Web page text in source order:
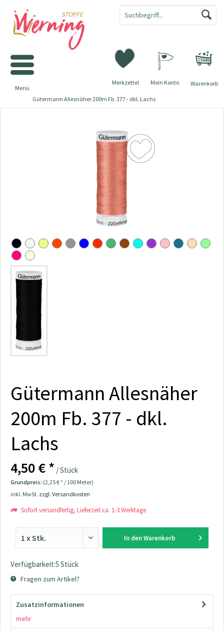
Warenkorb
Merkzettel Mein Konto
Menü
Gütermann Allesnäher 200m Fb. 377 - dkl. Lachs
Gütermann Allesnäher
200m Fb. 377 - dkl.
Lachs
4,50 € * / Stück
Grundpreis: (2,25 € * / 100 Meter)
inkl. MwSt. zzgl. Versandkosten
Sofort versandfertig, Lieferzeit ca. 1-3 Werktage
In den Warenkorb
Verfügbarkeit:5 Stück
Fragen zum Artikel?
Zusatzinformationen
mehr